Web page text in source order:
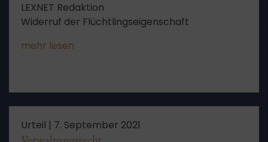
LEXNET Redaktion
Widerruf der Flüchtlingseigenschaft
mehr lesen
Urteil | 7. September 2021